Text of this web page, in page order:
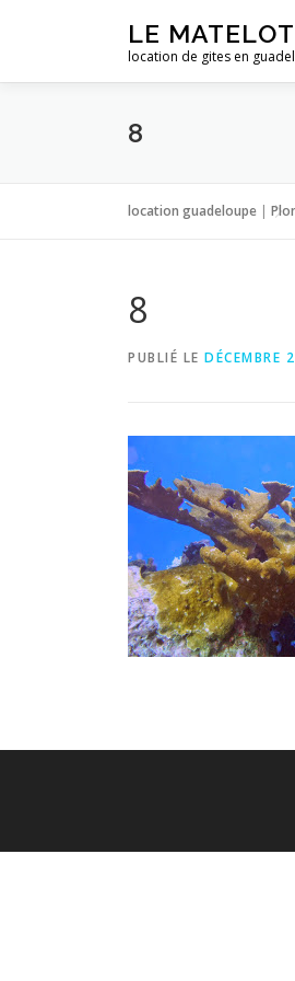
LE
location de gites en
8
location guadeloupe |
8
PUBLIÉ LE DÉCEMBRE